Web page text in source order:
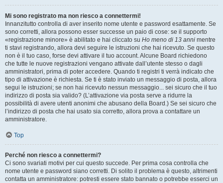
Mi sono registrato ma non riesco a connettermi!
Innanzitutto controlla di aver inserito nome utente e password esattamente. Se
sono corretti, allora possono esser successe un paio di cose: se il supporto
«registrazione minore» è abilitato e hai cliccato su Ho meno di 13 anni mentre
ti stavi registrando, allora devi seguire le istruzioni che hai ricevuto. Se questo
non è il tuo caso, forse devi attivare il tuo account. Alcune Board richiedono
che tutte le nuove registrazioni vengano attivate dall’utente stesso o dagli
amministratori, prima di poter accedere. Quando ti registri ti verrà indicato che
tipo di attivazione è richiesta. Se ti è stato inviato un messaggio di posta, allora
segui le istruzioni; se non hai ricevuto nessun messaggio... sei sicuro che il tuo
indirizzo di posta sia valido? (L’attivazione via posta serve a ridurre la
possibilità di avere utenti anonimi che abusano della Board.) Se sei sicuro che
l’indirizzo di posta che hai usato sia corretto, allora prova a contattare un
amministratore.
Top
Perché non riesco a connettermi?
Ci sono svariati motivi per cui questo succede. Per prima cosa controlla che
nome utente e password siano corretti. Di solito il problema è questo, altrimenti
contatta un amministratore: potresti essere stato bannato o potrebbe esserci un